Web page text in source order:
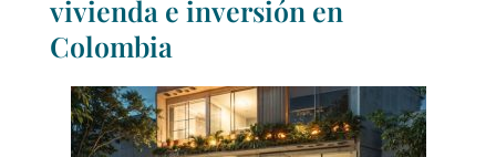
vivienda e inversión en
Colombia